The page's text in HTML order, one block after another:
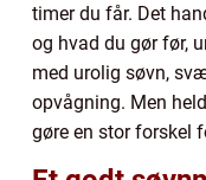
timer du får. Det
og hvad du gør før,
med urolig søvn,
opvågning. Men
gøre en stor forskel